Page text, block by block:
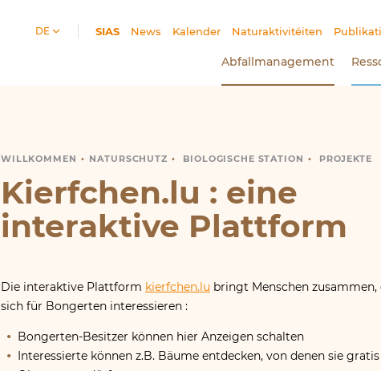
DE SIAS(Aktueller Bereich)
News Kalender Naturaktivitéiten
Abfallmanagement
WILLKOMMEN NATURSCHUTZ BIOLOGISCHE STATION PROJEKTE
KIERFCHEN​.LU
Kierfchen​.lu : eine
interaktive Plattform
Die interaktive Plattform kierfchen​.lu bringt Menschen zusammen,
sich für Bongerten interessieren :
Bongerten-Besitzer können hier Anzeigen schalten
Interessierte können z.B. Bäume entdecken, von denen sie gratis